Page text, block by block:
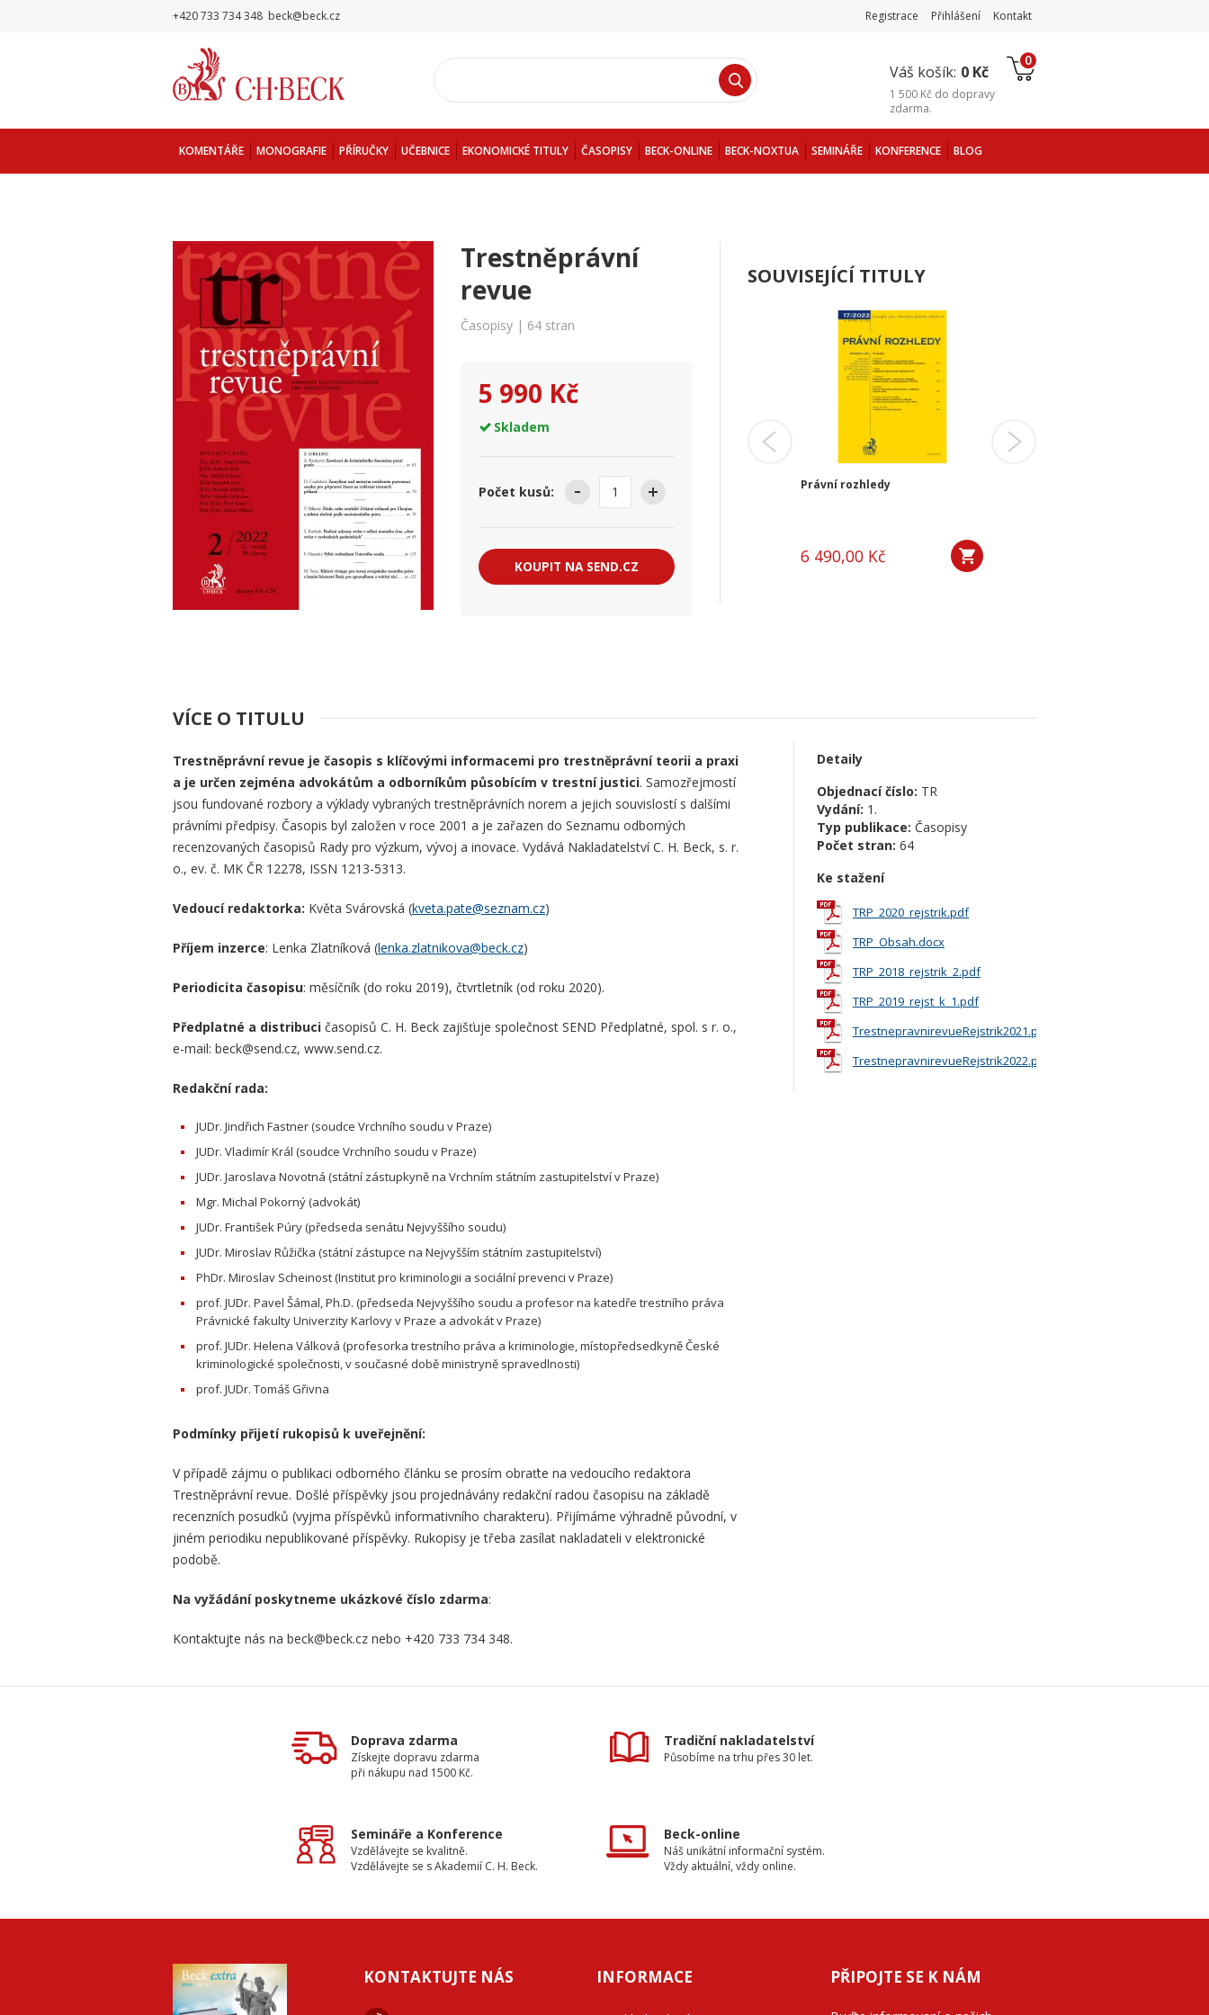
+420 733 734 348 beck@beck.cz Registrace Přihlášení Kontakt
Váš košík: 0 Kč
0
1 500 Kč do dopravy
zdarma.
KOMENTÁŘE MONOGRAFIE PŘÍRUČKY UČEBNICE EKONOMICKÉ TITULY ČASOPISY BECK-ONLINE BECK-NOXTUA SEMINÁŘE KONFERENCE BLOG
Trestněprávní
revue
Časopisy | 64 stran
5 990 Kč
Skladem
Počet kusů:
KOUPIT NA SEND.CZ
SOUVISEJÍCÍ TITULY
Obchodněprávní revue
5 990,00 Kč
Právní rozhledy
6 490,00 Kč
VÍCE O TITULU
Trestněprávní revue je časopis s klíčovými informacemi pro trestněprávní teorii a praxi
a je určen zejména advokátům a odborníkům působícím v trestní justici. Samozřejmostí
jsou fundované rozbory a výklady vybraných trestněprávních norem a jejich souvislostí s dalšími
právními předpisy. Časopis byl založen v roce 2001 a je zařazen do Seznamu odborných
recenzovaných časopisů Rady pro výzkum, vývoj a inovace. Vydává Nakladatelství C. H. Beck, s. r.
o., ev. č. MK ČR 12278, ISSN 1213-5313.
Vedoucí redaktorka: Květa Svárovská (kveta.pate@seznam.cz)
Příjem inzerce: Lenka Zlatníková (lenka.zlatnikova@beck.cz)
Periodicita časopisu: měsíčník (do roku 2019), čtvrtletník (od roku 2020).
Předplatné a distribuci časopisů C. H. Beck zajišťuje společnost SEND Předplatné, spol. s r. o.,
e-mail: beck@send.cz, www.send.cz.
Redakční rada:
JUDr. Jindřich Fastner (soudce Vrchního soudu v Praze)
JUDr. Vladimír Král (soudce Vrchního soudu v Praze)
JUDr. Jaroslava Novotná (státní zástupkyně na Vrchním státním zastupitelství v Praze)
Mgr. Michal Pokorný (advokát)
JUDr. František Púry (předseda senátu Nejvyššího soudu)
JUDr. Miroslav Růžička (státní zástupce na Nejvyšším státním zastupitelství)
PhDr. Miroslav Scheinost (Institut pro kriminologii a sociální prevenci v Praze)
prof. JUDr. Pavel Šámal, Ph.D. (předseda Nejvyššího soudu a profesor na katedře trestního práva
Právnické fakulty Univerzity Karlovy v Praze a advokát v Praze)
prof. JUDr. Helena Válková (profesorka trestního práva a kriminologie, místopředsedkyně České
kriminologické společnosti, v současné době ministryně spravedlnosti)
prof. JUDr. Tomáš Gřivna
Podmínky přijetí rukopisů k uveřejnění:
V případě zájmu o publikaci odborného článku se prosím obraťte na vedoucího redaktora
Trestněprávní revue. Došlé příspěvky jsou projednávány redakční radou časopisu na základě
recenzních posudků (vyjma příspěvků informativního charakteru). Přijímáme výhradně původní, v
jiném periodiku nepublikované příspěvky. Rukopisy je třeba zasílat nakladateli v elektronické
podobě.
Na vyžádání poskytneme ukázkové číslo zdarma:
Kontaktujte nás na beck@beck.cz nebo +420 733 734 348.
Detaily
Objednací číslo: TR
Vydání: 1.
Typ publikace: Časopisy
Počet stran: 64
Ke stažení
TRP_2020_rejstrik.pdf
TRP_Obsah.docx
TRP_2018_rejstrik_2.pdf
TRP_2019_rejst_k_1.pdf
TrestnepravnirevueRejstrik2021.pdf
TrestnepravnirevueRejstrik2022.pdf
Doprava zdarma
Získejte dopravu zdarma
při nákupu nad 1500 Kč.
Tradiční nakladatelství
Působíme na trhu přes 30 let.
Semináře a Konference
Vzdělávejte se kvalitně.
Vzdělávejte se s Akademií C. H. Beck.
Beck-online
Náš unikátní informační systém.
Vždy aktuální, vždy online.
KONTAKTUJTE NÁS INFORMACE PŘIPOJTE SE K NÁM